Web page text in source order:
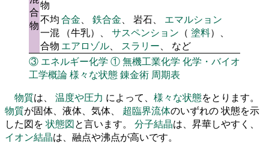
合
物
物
不均
一混
合物
合金、 鉄合金、 岩石、 エマルション
（牛乳）、 サスペンション （ 塗料）、
エアロゾル、 スラリー、 など
③ エネルギー化学 ①無機工業化学 化学・バイオ
工学概論様々な状態錬金術 周期表
物質は、 温度や圧力 によって、 様々な状態をとります。
物質が固体、液体、気体、 超臨界流体のいずれの 状態を示
した図を 状態図と言います。 分子結晶は、昇華しやすく、
イオン結晶は、融点や沸点が高いです。